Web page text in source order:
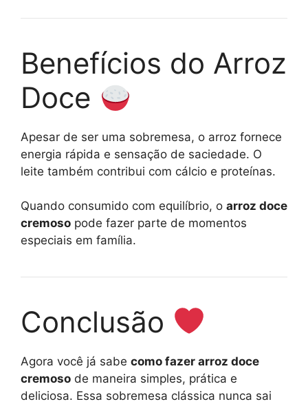
Benefícios do Arroz
Doce
Apesar de ser uma sobremesa, o arroz fornece
energia rápida e sensação de saciedade. O
leite também contribui com cálcio e proteínas.
Quando consumido com equilíbrio, o arroz doce
cremoso pode fazer parte de momentos
especiais em família.
Conclusão
Agora você já sabe como fazer arroz doce
cremoso de maneira simples, prática e
deliciosa. Essa sobremesa clássica nunca sai